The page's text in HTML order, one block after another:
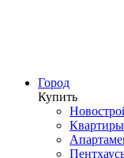
Город
Купить
Квартиры